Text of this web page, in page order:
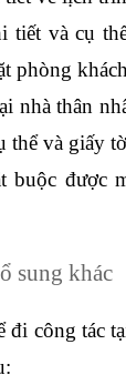
tiết và cụ
phòng
nhà thân
thể và giấy
buộc được
sung khác
đi công tác